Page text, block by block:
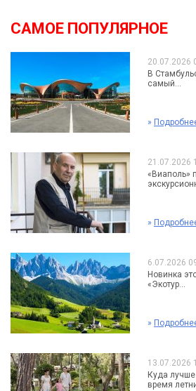
САМОЕ ПОПУЛЯРНОЕ
20.07.2026
В
самый...
»
21.07.2026
«Виаполь»
»
6.07.2026
Новинка
«Экотур...
»
13.07.2026
Куда
время